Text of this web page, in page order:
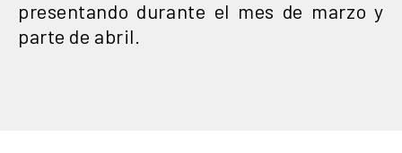
presentando durante el mes de marzo y
parte de abril.